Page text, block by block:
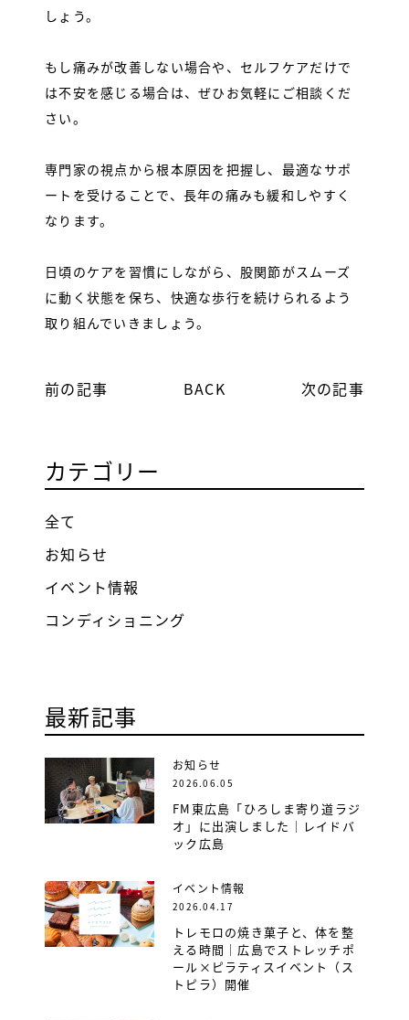
しょう。
もし痛みが改善しない場合や、セルフケアだけで
は不安を感じる場合は、ぜひお気軽にご相談くだ
さい。
専門家の視点から根本原因を把握し、最適なサポ
ートを受けることで、長年の痛みも緩和しやすく
なります。
日頃のケアを習慣にしながら、股関節がスムーズ
に動く状態を保ち、快適な歩行を続けられるよう
取り組んでいきましょう。
前の記事 BACK 次の記事
カテゴリー
全て
お知らせ
イベント情報
コンディショニング
最新記事
お知らせ
2026.06.05
FM東広島「ひろしま寄り道ラジ
オ」に出演しました｜レイドバ
ック広島
イベント情報
2026.04.17
トレモロの焼き菓子と、体を整
える時間｜広島でストレッチポ
ール×ピラティスイベント（ス
トピラ）開催